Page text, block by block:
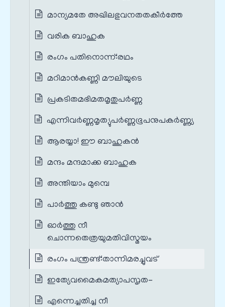
മാന്യമതേ അഖിലഭുവനതതകീർത്തേ
വരിക ബാഹുക
രംഗം പതിനൊന്ന്‌:രഥം
മറിമാൻകണ്ണി മൗലിയുടെ
പ്രകടിതമഭിമതമൃതുപർണ്ണ
എന്നിവർണ്ണമൃത്യുപർണ്ണഭൂപനുപകർണ്ണ്യ
ആരയ്യാ! ഈ ബാഹുകൻ
മന്ദം മന്ദമാക്ക ബാഹുക
അന്തിയാം മുമ്പെ
പാർത്തു കണ്ടു ഞാൻ
ഓർത്തു നീ
ചൊന്നതെത്രയുമതിവിസ്മയം
രംഗം പന്ത്രണ്ട്‌:താന്നിമരച്ചുവട്‌
ഇത്യേവമൈകമത്യാപസൃത-
എന്നെച്ചതിച്ച നീ